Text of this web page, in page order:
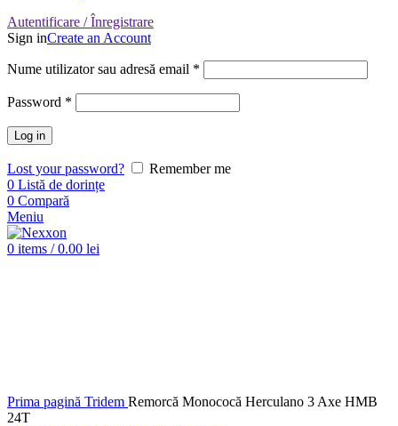
Autentificare / Înregistrare
Sign inCreate an Account
Nume utilizator sau adresă email *
Password *
Log in
Lost your password?
Remember me
0 Listă de dorințe
0 Compară
Meniu
0 items / 0.00 lei
Prima pagină Tridem Remorcă Monococă Herculano 3 Axe HMB
24T